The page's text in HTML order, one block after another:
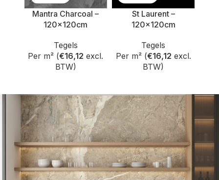
Mantra Charcoal –
120x120cm
Tegels
Per m² (€16,12 excl.
BTW)
St Laurent –
120x120cm
Tegels
Per m² (€16,12 excl.
BTW)